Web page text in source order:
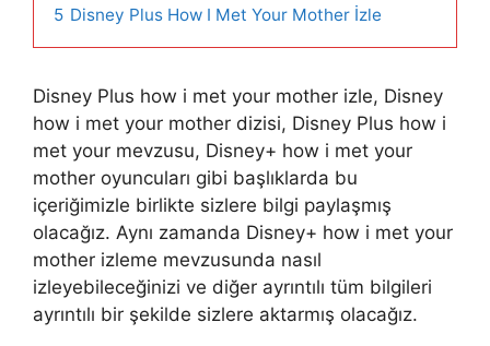
5 Disney Plus How I Met Your Mother İzle
Disney Plus how i met your mother izle, Disney
how i met your mother dizisi, Disney Plus how i
met your mevzusu, Disney+ how i met your
mother oyuncuları gibi başlıklarda bu
içeriğimizle birlikte sizlere bilgi paylaşmış
olacağız. Aynı zamanda Disney+ how i met your
mother izleme mevzusunda nasıl
izleyebileceğinizi ve diğer ayrıntılı tüm bilgileri
ayrıntılı bir şekilde sizlere aktarmış olacağız.